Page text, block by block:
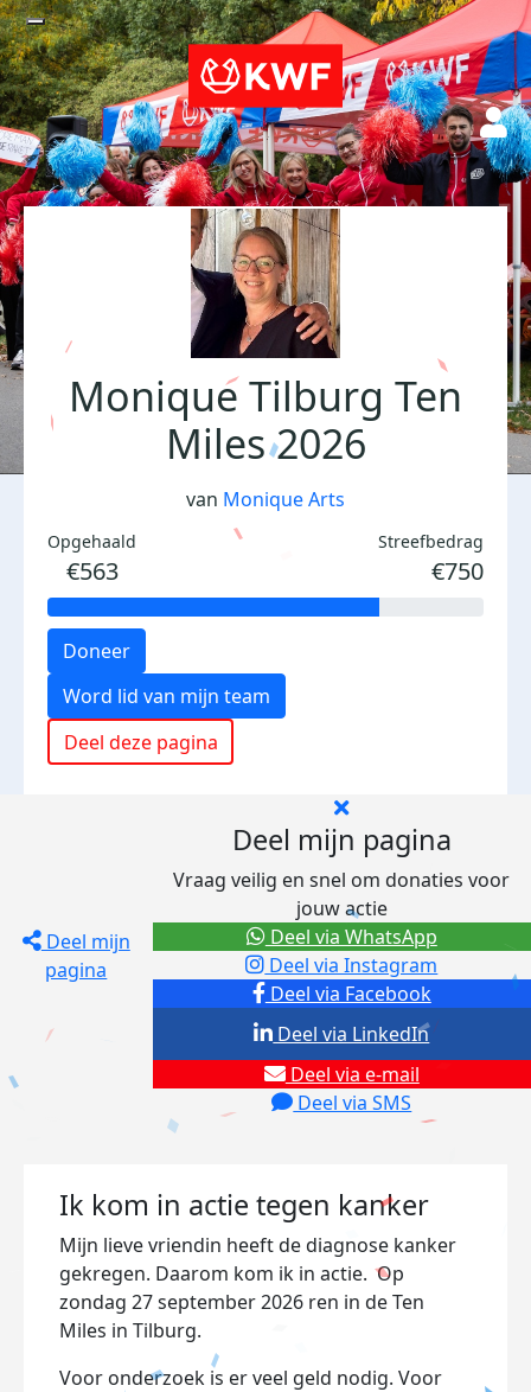
Monique Tilburg Ten
Miles 2026
van Monique Arts
Opgehaald
€563
Streefbedrag
€750
Doneer
Word lid van mijn team
Deel deze pagina
Deel mijn
pagina
Deel mijn pagina
Vraag veilig en snel om donaties voor
jouw actie
Deel via Facebook
Deel via Instagram
Deel via e-mail
Deel via SMS
Deel via LinkedIn
Deel via WhatsApp
Ik kom in actie tegen kanker
Mijn lieve vriendin heeft de diagnose kanker
gekregen. Daarom kom ik in actie. Op
zondag 27 september 2026 ren in de Ten
Miles in Tilburg.
Voor onderzoek is er veel geld nodig. Voor